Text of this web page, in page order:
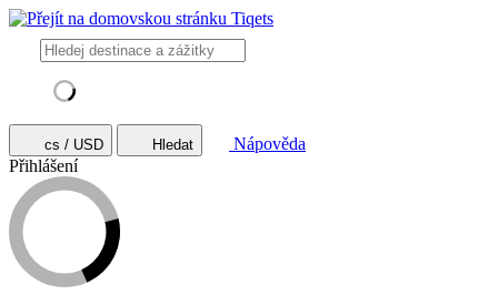
cs / USD Hledat
Nápověda
Přihlášení